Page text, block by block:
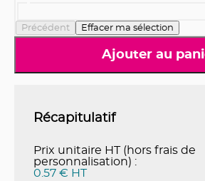
Précédent Effacer ma sélection
Ajouter au
Récapitulatif
Prix unitaire HT (hors frais de
personnalisation) :
0.57 € HT